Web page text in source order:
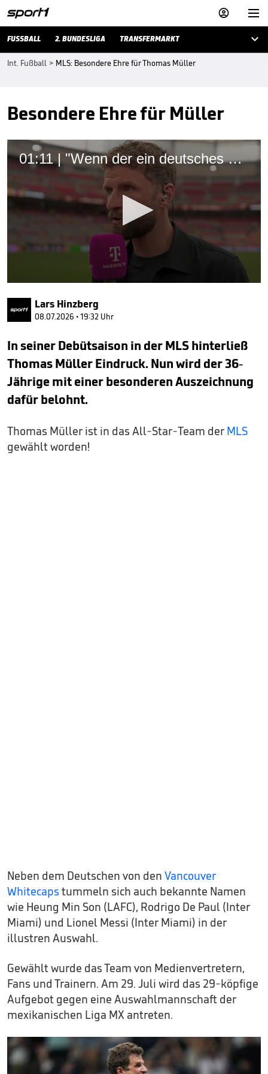


FUSSBALL 2. BUNDESLIGA TRANSFERMARKT 
Int. Fußball > MLS: Besondere Ehre für Thomas Müller
Besondere Ehre für Müller
01:11 | "Wenn der ein deutsches Trikot angehabt hätte ..."
seconds
of
minute,
seconds
Lars Hinzberg
08.07.2026 • 19:32 Uhr
In seiner Debütsaison in der MLS hinterließ
Thomas Müller Eindruck. Nun wird der 36-
Jährige mit einer besonderen Auszeichnung
dafür belohnt.
Thomas Müller ist in das All-Star-Team der MLS
gewählt worden!
Neben dem Deutschen von den Vancouver
Whitecaps tummeln sich auch bekannte Namen
wie Heung Min Son (LAFC), Rodrigo De Paul (Inter
Miami) und Lionel Messi (Inter Miami) in der
illustren Auswahl.
Gewählt wurde das Team von Medienvertretern,
Fans und Trainern. Am 29. Juli wird das 29-köpfige
Aufgebot gegen eine Auswahlmannschaft der
mexikanischen Liga MX antreten.